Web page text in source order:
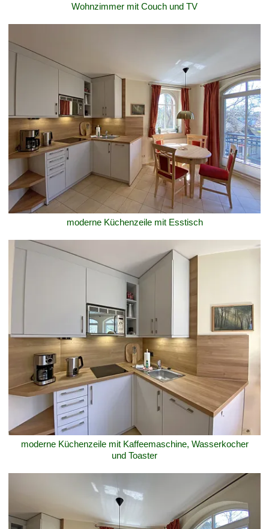
Wohnzimmer mit Couch und TV
moderne Küchenzeile mit Esstisch
moderne Küchenzeile mit Kaffeemaschine, Wasserkocher
und Toaster